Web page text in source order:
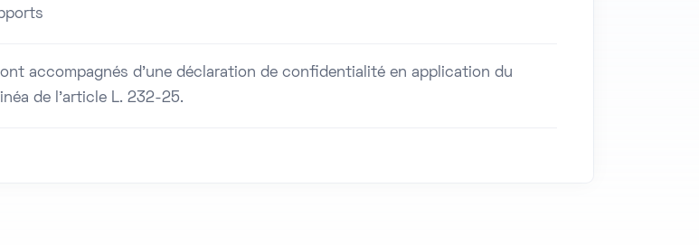
accompagnés d'une déclaration de confidentialité en application du
de l'article L. 232-25.